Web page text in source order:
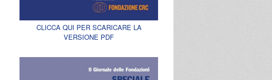
CLICCA QUI PER SCARICARE LA
VERSIONE PDF